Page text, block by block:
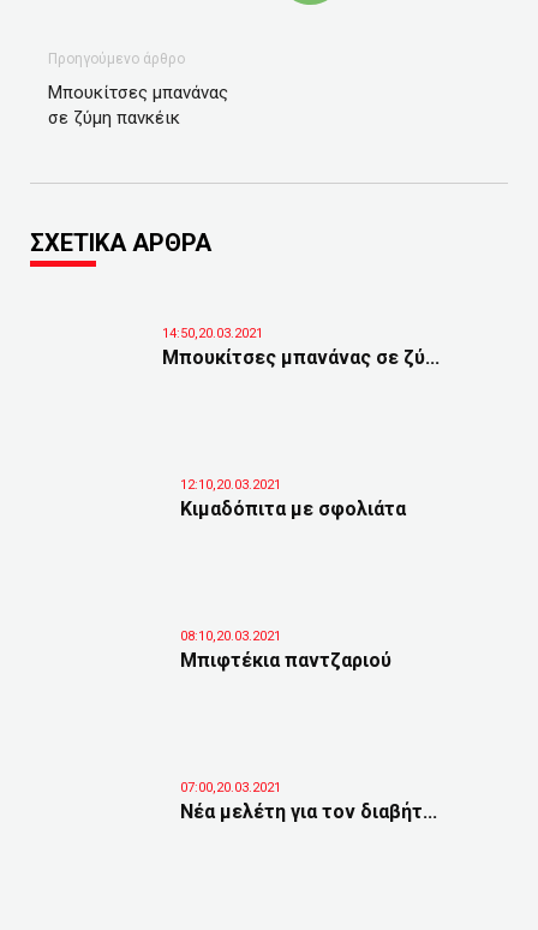
Προηγούμενο άρθρο
Μπουκίτσες μπανάνας
σε ζύμη πανκέικ
ΣΧΕΤΙΚΑ ΑΡΘΡΑ
14:50,20.03.2021
Μπουκίτσες μπανάνας σε ζύ...
12:10,20.03.2021
Κιμαδόπιτα με σφολιάτα
08:10,20.03.2021
Μπιφτέκια παντζαριού
07:00,20.03.2021
Νέα μελέτη για τον διαβήτ...